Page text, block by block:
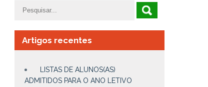
Artigos recentes
LISTAS DE ALUNOS(AS)
ADMITIDOS PARA O ANO LETIVO